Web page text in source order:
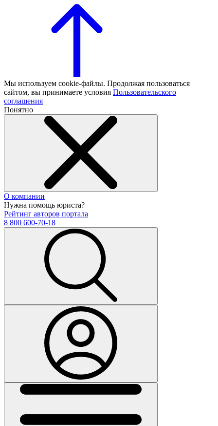
Мы используем cookie-файлы. Продолжая пользоваться
сайтом, вы принимаете условия Пользовательского
соглашения
Понятно
О компании
Нужна помощь юриста?
Рейтинг авторов портала
8 800 600-70-18